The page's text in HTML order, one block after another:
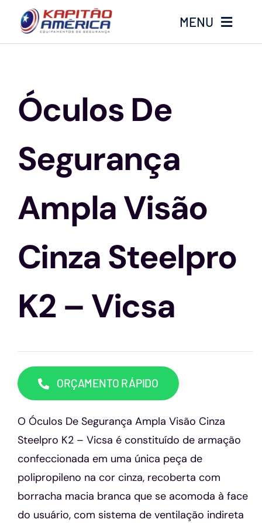
o
MENU
Produtos
Luvas
Altura
Óculos
Contato
Óculos De
Segurança
Ampla Visão
Cinza Steelpro
K2 – Vicsa
ORÇAMENTO RÁPIDO
O Óculos De Segurança Ampla Visão Cinza
Steelpro K2 – Vicsa é constituído de armação
confeccionada em uma única peça de
polipropileno na cor cinza, recoberta com
borracha macia branca que se acomoda à face
do usuário, com sistema de ventilação indireta